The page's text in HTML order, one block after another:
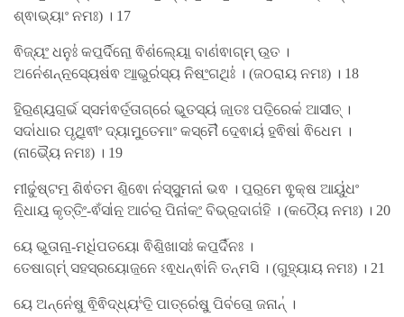
ଶ୍ଵାଭ୍ୟାଂ ନମଃ) । 17
ଵିଜ୍ୟଂ॒ ଧନୁଃ॑ କପ॒ର୍ଦିନୋ॒ ଵିଶ॑ଲ୍ୟୋ॒ ବାଣ॑ଵାଗ୍​ମ୍ ଉ॒ତ ।
ଅନେ॑ଶନ୍ନ॒ସ୍ୟେଷ॑ଵ ଆ॒ଭୁର॑ସ୍ୟ ନିଷଂ॒ଗଥିଃ॑ । (ଜଠରାୟ ନମଃ) । 18
ହି॒ର॒ଣ୍ୟ॒ଗ॒ର୍ଭ ସ୍ସମ॑ଵର୍ତ॒ତାଗ୍ରେ॑ ଭୂ॒ତସ୍ୟ॑ ଜା॒ତଃ ପତି॒ରେକ॑ ଆସୀତ୍ ।
ସଦା॑ଧାର ପୃଥି॒ଵୀଂ ଦ୍ୟାମୁ॒ତେମାଂ କସ୍ମୈ॑ ଦେ॒ଵାୟ॑ ହ॒ଵିଷା॑ ଵିଧେମ ।
(ନାଭ୍ୟୈ ନମଃ) । 19
ମୀଢୁ॑ଷ୍ଟମ॒ ଶିଵ॑ତମ ଶି॒ଵୋ ନ॑ସ୍ସୁ॒ମନା॑ ଭଵ । ପ॒ର॒ମେ ଵୃ॒କ୍ଷ ଆୟୁ॑ଧଂ
ନି॒ଧାୟ॒ କୃତ୍ତିଂ॒-ଵଁସା॑ନ॒ ଆଚ॑ର॒ ପିନା॑କଂ॒ ବିଭ୍ର॒ଦାଗ॑ହି । (କଠ୍ୟୈ ନମଃ) । 20
ୟେ ଭୂ॒ତାନା॒-ମଧି॑ପତୟୋ ଵିଶି॒ଖାସଃ॑ କପ॒ର୍ଦି॑ନଃ ।
ତେଷାଗ୍​ମ୍॑ ସହସ୍ରୟୋଜ॒ନେ ଽଵ॒ଧନ୍ଵା॑ନି ତନ୍ମସି । (ଗୁହ୍ୟାୟ ନମଃ) । 21
ୟେ ଅନ୍ନେ॑ଷୁ ଵି॒ଵିଦ୍ଧ୍ୟଂ॑ତି॒ ପାତ୍ରେ॑ଷୁ॒ ପିବ॑ତୋ॒ ଜନାନ୍॑ ।